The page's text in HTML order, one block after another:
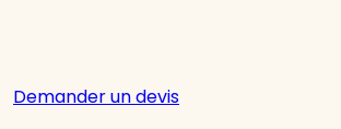
Demander un devis